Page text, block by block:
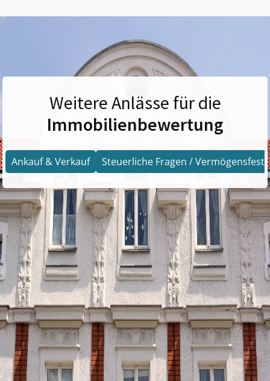
Weitere Anlässe für die
Immobilienbewertung
Ankauf & Verkauf Steuerliche Fragen /